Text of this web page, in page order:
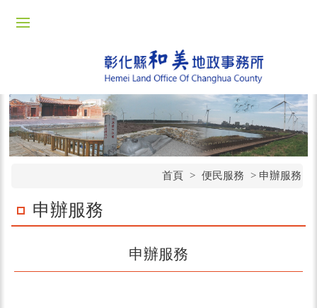
首頁 > 便民服務 > 申辦服務
申辦服務
申辦服務